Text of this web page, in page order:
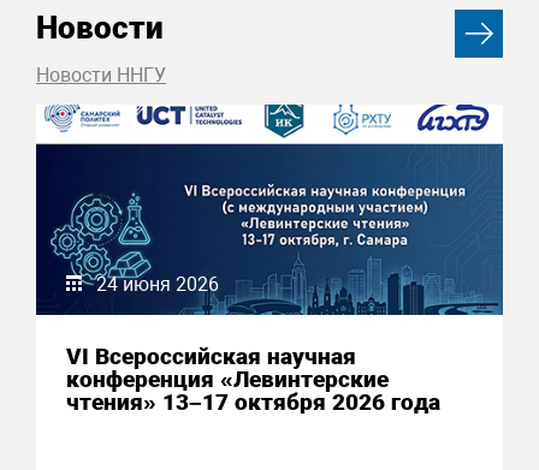
Новости
Новости ННГУ
24 июня 2026
VI Всероссийская научная
конференция «Левинтерские
чтения» 13–17 октября 2026 года